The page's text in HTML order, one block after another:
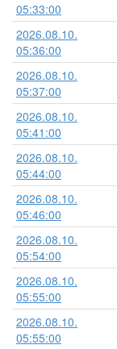
05:33:00
2026.08.10.
05:36:00
2026.08.10.
05:37:00
2026.08.10.
05:41:00
2026.08.10.
05:44:00
2026.08.10.
05:46:00
2026.08.10.
05:54:00
2026.08.10.
05:55:00
2026.08.10.
05:55:00